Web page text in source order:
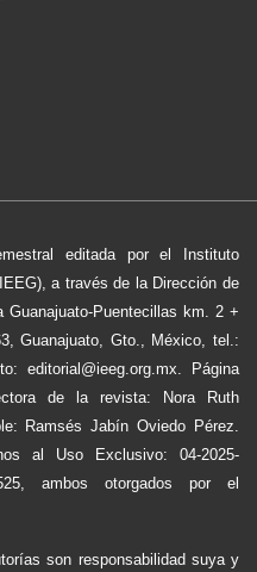
editada por el Instituto
a través de la Dirección de
Puentecillas km. 2 +
Guanajuato, Gto., México, tel.:
editorial@ieeg.org.mx. Página
de la revista: Nora Ruth
Ramsés Jabín Oviedo Pérez.
al Uso Exclusivo: 04-2025-
ambos otorgados por el
son responsabilidad suya y